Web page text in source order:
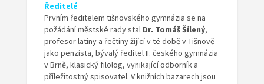
Ředitelé
Prvním ředitelem tišnovského gymnázia se na
požádání městské rady stal Dr. Tomáš Šílený,
profesor latiny a řečtiny žijící v té době v Tišnově
jako penzista, bývalý ředitel II. českého gymnázia
v Brně, klasický filolog, vynikající odborník a
příležitostný spisovatel. V knižních bazarech jsou